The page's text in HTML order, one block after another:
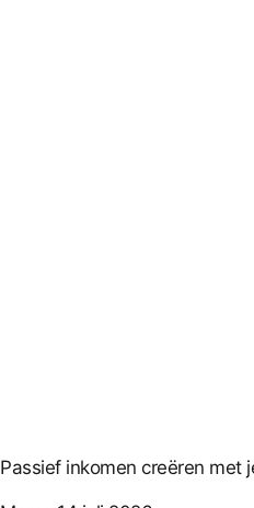
Passief inkomen creëren met